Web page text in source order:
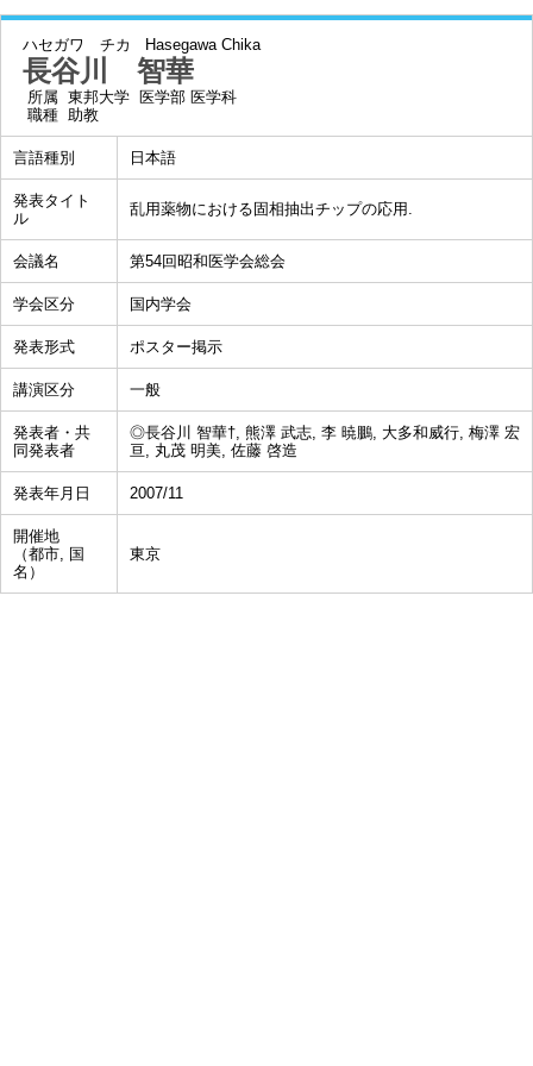
ハセガワ チカ Hasegawa Chika
長谷川 智華
所属 東邦大学 医学部 医学科
職種 助教
言語種別 日本語
発表タイト
ル
乱用薬物における固相抽出チップの応用.
会議名 第54回昭和医学会総会
学会区分 国内学会
発表形式 ポスター掲示
講演区分 一般
発表者・共
同発表者
◎長谷川 智華†, 熊澤 武志, 李 暁鵬, 大多和威行, 梅澤 宏
亘, 丸茂 明美, 佐藤 啓造
発表年月日 2007/11
開催地
（都市, 国
名）
東京